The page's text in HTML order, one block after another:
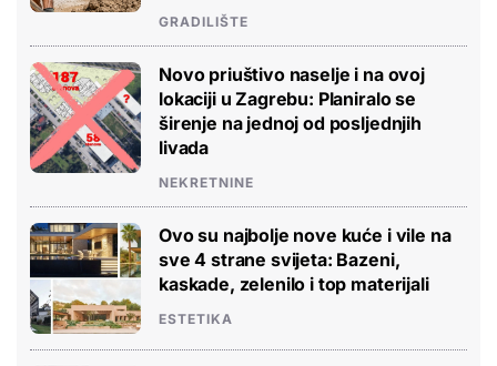
GRADILIŠTE
Novo priuštivo naselje i na ovoj
lokaciji u Zagrebu: Planiralo se
širenje na jednoj od posljednjih
livada
NEKRETNINE
Ovo su najbolje nove kuće i vile na
sve 4 strane svijeta: Bazeni,
kaskade, zelenilo i top materijali
ESTETIKA